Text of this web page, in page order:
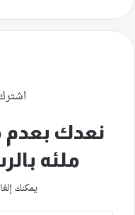
نعدك بعدم
ملئه
يمكنك